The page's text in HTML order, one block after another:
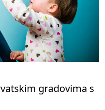
gradovima s